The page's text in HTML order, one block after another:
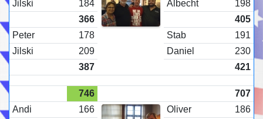
Jilski
184 Albecht
198
366
405
Peter
178 Stab
191
Jilski
209 Daniel
230
387
421
746
707
Andi
166 Oliver
186